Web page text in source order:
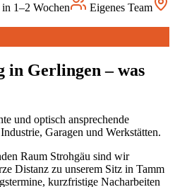
1–2 Wochen
Eigenes Team
in Gerlingen – was
und optisch ansprechende
Garagen und Werkstätten.
Raum Strohgäu sind wir
Distanz zu unserem Sitz in Tamm
kurzfristige Nacharbeiten